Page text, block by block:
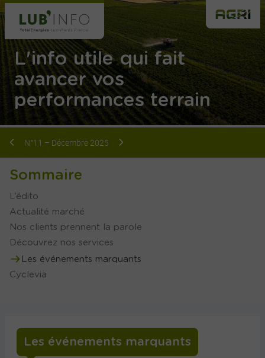
L'info utile qui fait
avancer vos
performances terrain
N°11 – Décembre 2025
Sommaire
L’édito
Actualité marché
Nos clients prennent la parole
Découvrez nos services
Les événements marquants
Cyclevia
Les événements marquants